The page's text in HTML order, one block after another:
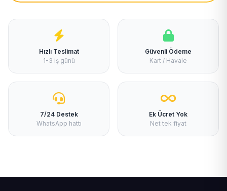
Hızlı Teslimat
1-3 iş günü
Güvenli Ödeme
Kart / Havale
7/24 Destek
WhatsApp hattı
Ek Ücret Yok
Net tek fiyat